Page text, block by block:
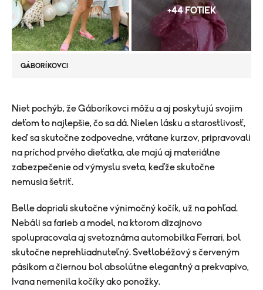
+44 FOTIEK
GÁBORÍKOVCI
​Niet pochýb, že Gáboríkovci môžu a aj poskytujú svojim
deťom to najlepšie, čo sa dá. Nielen lásku a starostlivosť,
keď sa skutočne zodpovedne, vrátane kurzov, pripravovali
na príchod prvého dieťatka, ale majú aj materiálne
zabezpečenie od výmyslu sveta, keďže skutočne
nemusia šetriť.
Belle dopriali skutočne výnimočný kočík, už na pohľad.
Nebáli sa farieb a model, na ktorom dizajnovo
spolupracovala aj svetoznáma automobilka Ferrari, bol
skutočne neprehliadnuteľný. Svetlobéžový s červeným
pásikom a čiernou bol absolútne elegantný a prekvapivo,
Ivana nemenila kočíky ako ponožky.